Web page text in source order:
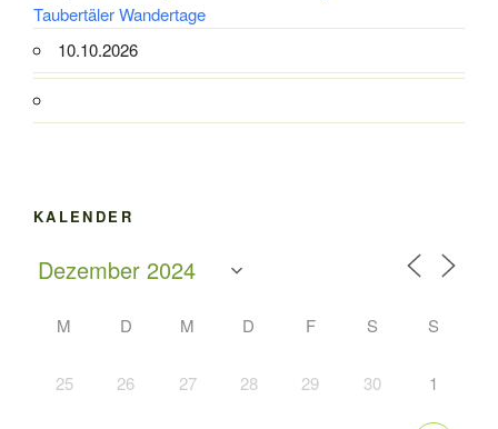
Taubertäler Wandertage
10.10.2026
KALENDER
M D M D F S S
25 26 27 28 29 30 1